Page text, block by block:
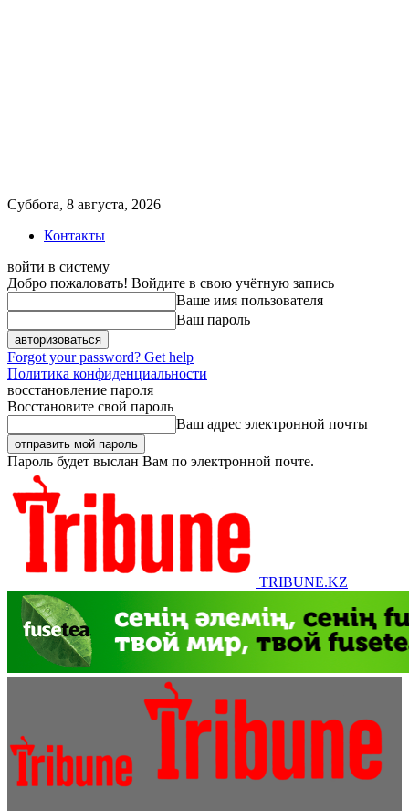
Суббота, 8 августа, 2026
Контакты
войти в систему
Добро пожаловать! Войдите в свою учётную запись
Ваше имя пользователя
Ваш пароль
Forgot your password? Get help
Политика конфиденциальности
восстановление пароля
Восстановите свой пароль
Ваш адрес электронной почты
Пароль будет выслан Вам по электронной почте.
TRIBUNE.KZ